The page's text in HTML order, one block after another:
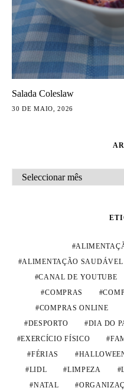
Salada Coleslaw
30 DE MAIO, 2026
ARQUIVO
ALIMENTAÇÃO SAUDÁVEL
CANAL DE YOUTUBE
COMPRAS
COMPRAS ONLINE
DESPORTO
DIA DO
EXERCÍCIO FÍSICO
FÉRIAS
LIDL
LIMPEZA
NATAL